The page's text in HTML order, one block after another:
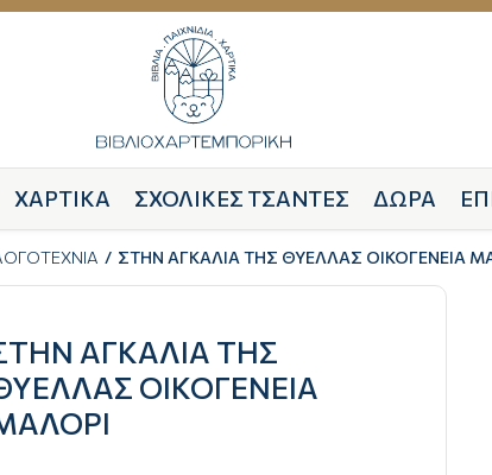
ΧΑΡΤΙΚΑ ΣΧΟΛΙΚΕΣ ΤΣΑΝΤΕΣ ΔΩΡΑ
ΣΤΗΝ ΑΓΚΑΛΙΑ ΤΗΣ ΘΥΕΛΛΑΣ ΟΙΚΟΓΕΝΕΙΑ
ΑΓΚΑΛΙΑ ΤΗΣ
ΟΙΚΟΓΕΝΕΙΑ